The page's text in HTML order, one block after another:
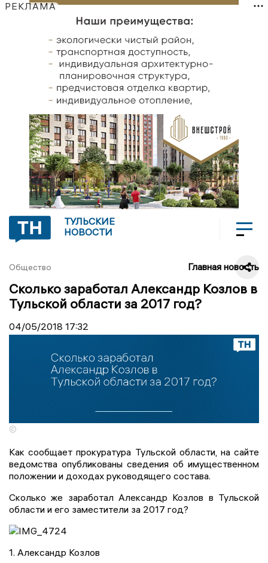
РЕКЛАМА
ТУЛЬСКИЕ
НОВОСТИ
Общество Главная новость
Сколько заработал Александр Козлов в
Тульской области за 2017 год?
04/05/2018 17:32
©
Как сообщает прокуратура Тульской области, на сайте
ведомства опубликованы сведения об имущественном
положении и доходах руководящего состава.
Сколько же заработал Александр Козлов в Тульской
области и его заместители за 2017 год?
1. Александр Козлов